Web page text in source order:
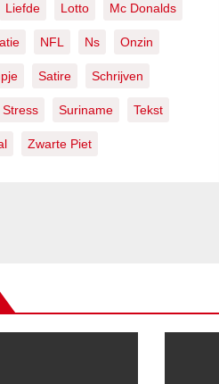
Liefde Lotto Mc Donalds
NFL Ns Onzin
Satire Schrijven
Stress Suriname Tekst
Zwarte Piet